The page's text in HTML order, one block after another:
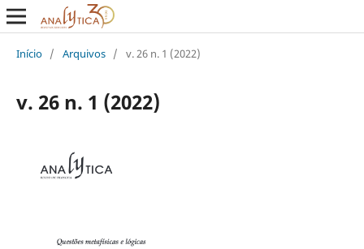
Início / Arquivos / v. 26 n. 1 (2022)
v. 26 n. 1 (2022)